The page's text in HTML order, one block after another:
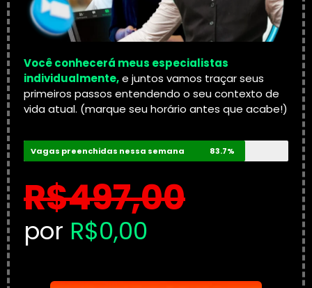
Você conhecerá meus especialistas
individualmente,e juntos vamos traçar seus
primeiros passos entendendo o seu contexto de
vida atual. (marque seu horário antes que acabe!)
Vagas preenchidas nessa semana 83.7%
R$497,00
por R$0,00